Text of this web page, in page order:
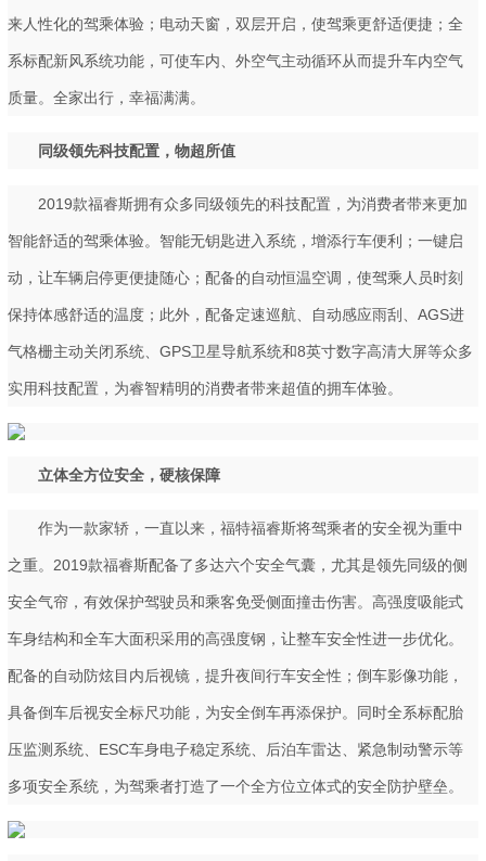
来人性化的驾乘体验；电动天窗，双层开启，使驾乘更舒适便捷；全
系标配新风系统功能，可使车内、外空气主动循环从而提升车内空气
质量。全家出行，幸福满满。
同级领先科技配置，物超所值
2019款福睿斯拥有众多同级领先的科技配置，为消费者带来更加
智能舒适的驾乘体验。智能无钥匙进入系统，增添行车便利；一键启
动，让车辆启停更便捷随心；配备的自动恒温空调，使驾乘人员时刻
保持体感舒适的温度；此外，配备定速巡航、自动感应雨刮、AGS进
气格栅主动关闭系统、GPS卫星导航系统和8英寸数字高清大屏等众多
实用科技配置，为睿智精明的消费者带来超值的拥车体验。
立体全方位安全，硬核保障
作为一款家轿，一直以来，福特福睿斯将驾乘者的安全视为重中
之重。2019款福睿斯配备了多达六个安全气囊，尤其是领先同级的侧
安全气帘，有效保护驾驶员和乘客免受侧面撞击伤害。高强度吸能式
车身结构和全车大面积采用的高强度钢，让整车安全性进一步优化。
配备的自动防炫目内后视镜，提升夜间行车安全性；倒车影像功能，
具备倒车后视安全标尺功能，为安全倒车再添保护。同时全系标配胎
压监测系统、ESC车身电子稳定系统、后泊车雷达、紧急制动警示等
多项安全系统，为驾乘者打造了一个全方位立体式的安全防护壁垒。